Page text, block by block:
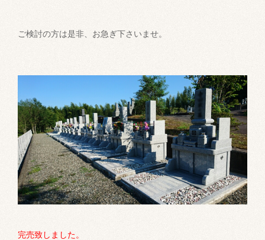
ご検討の方は是非、お急ぎ下さいませ。
完売致しました。